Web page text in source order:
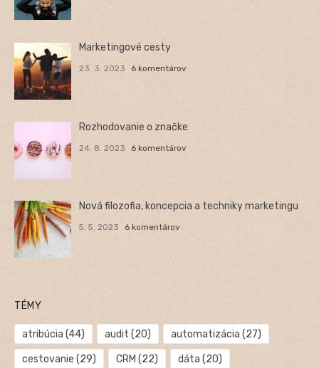
Marketingové cesty
23. 3. 2023 6 komentárov
Rozhodovanie o značke
24. 8. 2023 6 komentárov
Nová filozofia, koncepcia a techniky marketingu
5. 5. 2023 6 komentárov
TÉMY
atribúcia (44) audit (20) automatizácia (27)
cestovanie (29) CRM (22) dáta (20)